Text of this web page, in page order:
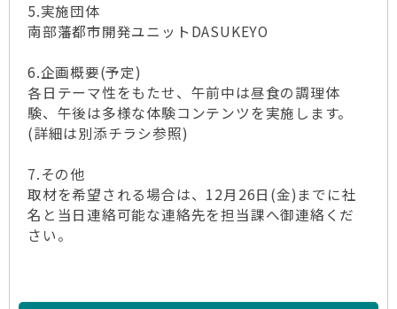
5.実施団体
南部藩都市開発ユニットDASUKEYO
6.企画概要(予定)
各日テーマ性をもたせ、午前中は昼食の調理体
験、午後は多様な体験コンテンツを実施します。
(詳細は別添チラシ参照)
7.その他
取材を希望される場合は、12月26日(金)までに社
名と当日連絡可能な連絡先を担当課へ御連絡くだ
さい。